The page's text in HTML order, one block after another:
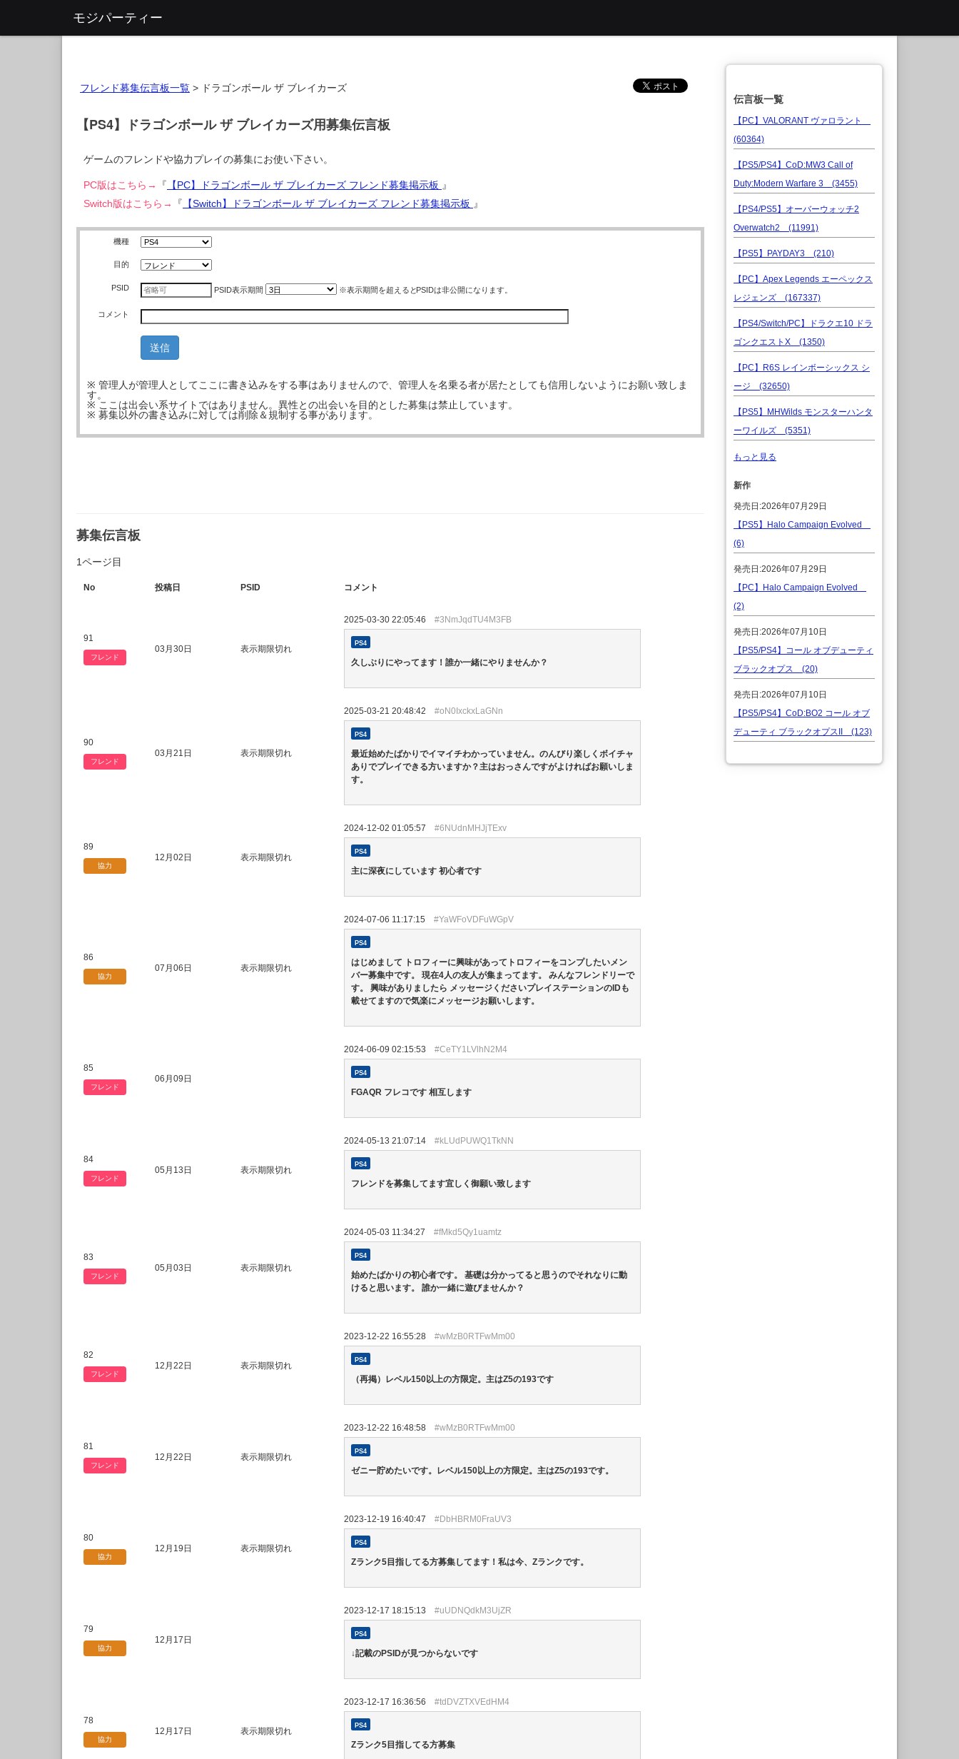
モジパーティー
フレンド募集伝言板一覧 > ドラゴンボール ザ ブレイカーズ
【PS4】ドラゴンボール ザ ブレイカーズ用募集伝言板
ゲームのフレンドや協力プレイの募集にお使い下さい。
PC版はこちら→ 『 【PC】ドラゴンボール ザ ブレイカーズ フレンド募集掲示板 』
Switch版はこちら→
『 【Switch】ドラゴンボール ザ ブレイカーズ フレンド募集掲示板 』
機種
目的
PSID PSID表示期間 ※表示期間を超えるとPSIDは非公開になります。
コメント
※ 管理人が管理人としてここに書き込みをする事はありませんので、管理人を名乗る者が居たとしても信用しないようにお願い致しま
す。
※ ここは出会い系サイトではありません。異性との出会いを目的とした募集は禁止しています。
※ 募集以外の書き込みに対しては削除＆規制する事があります。
募集伝言板
1ページ目
No 投稿日 PSID コメント
91
フレンド
03月30日 表示期限切れ
2025-03-30 22:05:46 #3NmJqdTU4M3FB
PS4
久しぶりにやってます！誰か一緒にやりませんか？
90
フレンド
03月21日 表示期限切れ
2025-03-21 20:48:42 #oN0IxckxLaGNn
PS4
最近始めたばかりでイマイチわかっていません。のんびり楽しくボイチャ
ありでプレイできる方いますか？主はおっさんですがよければお願いしま
す。
89
協力
12月02日 表示期限切れ
2024-12-02 01:05:57 #6NUdnMHJjTExv
PS4
主に深夜にしています 初心者です
86
協力
07月06日 表示期限切れ
2024-07-06 11:17:15 #YaWFoVDFuWGpV
PS4
はじめまして トロフィーに興味があってトロフィーをコンプしたいメン
バー募集中です。 現在4人の友人が集まってます。 みんなフレンドリーで
す。 興味がありましたら メッセージくださいプレイステーションのIDも
載せてますので気楽にメッセージお願いします。
85
フレンド
06月09日
2024-06-09 02:15:53 #CeTY1LVlhN2M4
PS4
FGAQR フレコです 相互します
84
フレンド
05月13日 表示期限切れ
2024-05-13 21:07:14 #kLUdPUWQ1TkNN
PS4
フレンドを募集してます宜しく御願い致します
83
フレンド
05月03日 表示期限切れ
2024-05-03 11:34:27 #fMkd5Qy1uamtz
PS4
始めたばかりの初心者です。 基礎は分かってると思うのでそれなりに動
けると思います。 誰か一緒に遊びませんか？
82
フレンド
12月22日 表示期限切れ
2023-12-22 16:55:28 #wMzB0RTFwMm00
PS4
（再掲）レベル150以上の方限定。主はZ5の193です
81
フレンド
12月22日 表示期限切れ
2023-12-22 16:48:58 #wMzB0RTFwMm00
PS4
ゼニー貯めたいです。レベル150以上の方限定。主はZ5の193です。
80
協力
12月19日 表示期限切れ
2023-12-19 16:40:47 #DbHBRM0FraUV3
PS4
Zランク5目指してる方募集してます！私は今、Zランクです。
79
協力
12月17日
2023-12-17 18:15:13 #uUDNQdkM3UjZR
PS4
↓記載のPSIDが見つからないです
78
協力
12月17日 表示期限切れ
2023-12-17 16:36:56 #tdDVZTXVEdHM4
PS4
Zランク5目指してる方募集
伝言板一覧
【PC】VALORANT ヴァロラント
(60364)
【PS5/PS4】CoD:MW3 Call of
Duty:Modern Warfare 3 (3455)
【PS4/PS5】オーバーウォッチ2
Overwatch2 (11991)
【PS5】PAYDAY3 (210)
【PC】Apex Legends エーペックス
レジェンズ (167337)
【PS4/Switch/PC】ドラクエ10 ドラ
ゴンクエストX (1350)
【PC】R6S レインボーシックス シ
ージ (32650)
【PS5】MHWilds モンスターハンタ
ーワイルズ (5351)
もっと見る
新作
発売日:2026年07月29日
【PS5】Halo Campaign Evolved
(6)
発売日:2026年07月29日
【PC】Halo Campaign Evolved
(2)
発売日:2026年07月10日
【PS5/PS4】コール オブデューティ
ブラックオプス (20)
発売日:2026年07月10日
【PS5/PS4】CoD:BO2 コール オブ
デューティ ブラックオプスII (123)